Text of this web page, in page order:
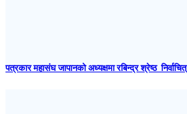
पत्रकार महासंघ जापानकाे अध्यक्षमा रबिन्द्र श्रेष्ठ निर्वाचित्